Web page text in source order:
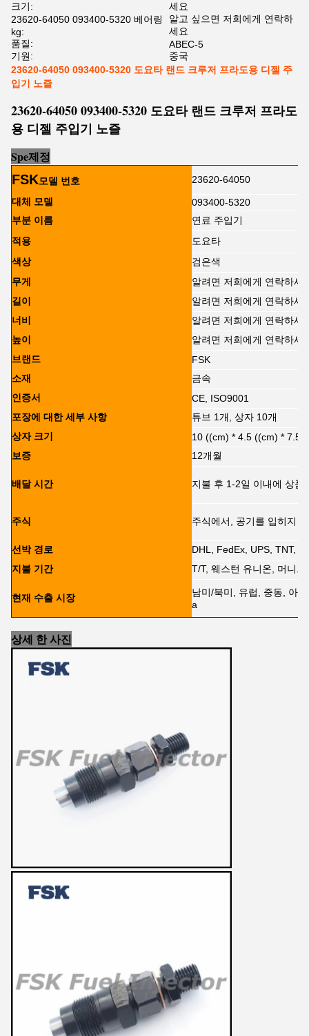
크기:
세요
23620-64050 093400-5320 베어링
kg:
알고 싶으면 저희에게 연락하
세요
품질:
ABEC-5
기원:
중국
23620-64050 093400-5320 도요타 랜드 크루저 프라도용 디젤 주
입기 노즐
23620-64050 093400-5320 도요타 랜드 크루저 프라도
용 디젤 주입기 노즐
Spe제정
FSK모델 번호
23620-64050
대체 모델
093400-5320
부분 이름
연료 주입기
적용
도요타
색상
검은색
무게
알려면 저희에게 연락하세
길이
알려면 저희에게 연락하세
너비
알려면 저희에게 연락하세
높이
알려면 저희에게 연락하세
브랜드
FSK
소재
금속
인증서
CE, ISO9001
포장에 대한 세부 사항
튜브 1개, 상자 10개
상자 크기
10 ((cm) * 4.5 ((cm) * 7.5
보증
12개월
배달 시간 지불 후 1-2일 이내에 상품
주식 주식에서, 공기를 입히지
선박 경로
DHL, FedEx, UPS, TNT,
지불 기간
T/T, 웨스턴 유니온, 머니
현재 수출 시장
남미/북미, 유럽, 중동, 아
a
상세 한 사진